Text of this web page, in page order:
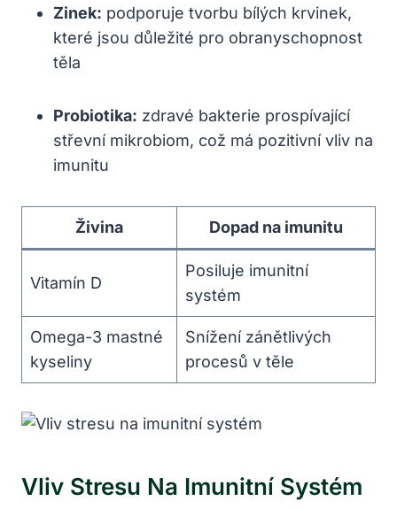
Zinek: podporuje tvorbu bílých krvinek,
které jsou důležité pro obranyschopnost
těla
Probiotika: zdravé bakterie prospívající
střevní mikrobiom, což má pozitivní vliv na
imunitu
Živina Dopad na imunitu
Vitamín D
Posiluje imunitní
systém
Omega-3 mastné
kyseliny
Snížení zánětlivých
procesů v těle
Vliv Stresu Na Imunitní Systém